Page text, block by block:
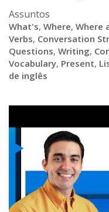
Assuntos
What's, Where, Where
Verbs, Conversation
Questions, Writing,
Vocabulary, Present,
de inglês